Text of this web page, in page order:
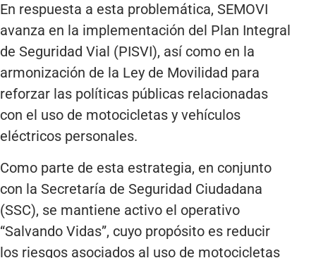
En respuesta a esta problemática, SEMOVI
avanza en la implementación del Plan Integral
de Seguridad Vial (PISVI), así como en la
armonización de la Ley de Movilidad para
reforzar las políticas públicas relacionadas
con el uso de motocicletas y vehículos
eléctricos personales.
Como parte de esta estrategia, en conjunto
con la Secretaría de Seguridad Ciudadana
(SSC), se mantiene activo el operativo
“Salvando Vidas”, cuyo propósito es reducir
los riesgos asociados al uso de motocicletas